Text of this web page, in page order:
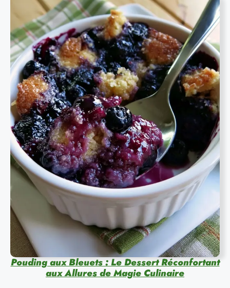
Pouding aux Bleuets : Le Dessert Réconfortant
aux Allures de Magie Culinaire